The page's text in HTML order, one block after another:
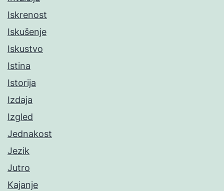
Iskrenost
Iskušenje
Iskustvo
Istina
Istorija
Izdaja
Izgled
Jednakost
Jezik
Jutro
Kajanje